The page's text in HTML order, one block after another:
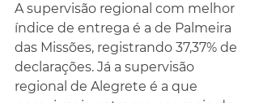
A supervisão regional com melhor
índice de entrega é a de Palmeira
das Missões, registrando 37,37% de
declarações. Já a supervisão
regional de Alegrete é a que